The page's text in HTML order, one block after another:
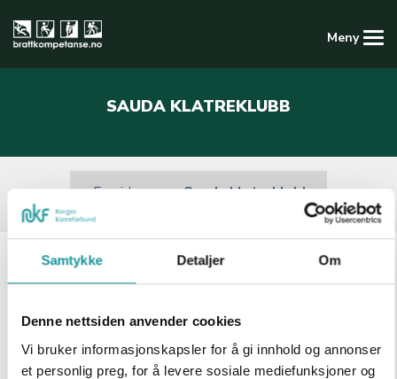
Samtykke Detaljer Om
Denne nettsiden anvender cookies
Vi bruker informasjonskapsler for å gi innhold og annonser
et personlig preg, for å levere sosiale mediefunksjoner og
Meny
Kompetansedatabasen
Registrer ny konto
SAUDA KLATREKLUBB
Forside Sauda klatreklubb
Bli med og oppdag gleden ved klatring,